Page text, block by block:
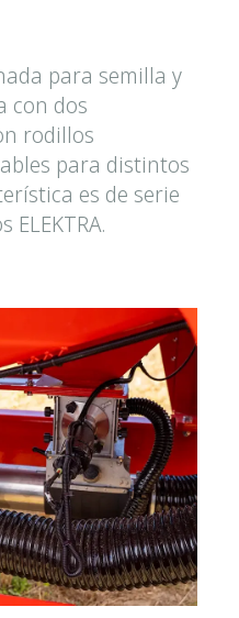
para semilla y
con dos
rodillos
para distintos
es de serie